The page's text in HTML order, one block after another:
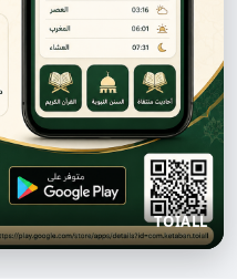
TOIALL